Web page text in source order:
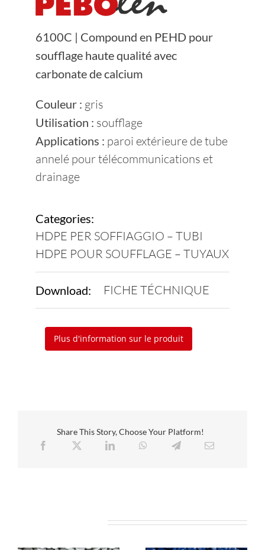
Contacts
Durabilité
6100C | Compound en PEHD pour
soufflage haute qualité avec
carbonate de calcium
Couleur : gris
Utilisation : soufflage
Applications : paroi extérieure de tube
annelé pour télécommunications et
drainage
Categories:
HDPE PER SOFFIAGGIO – TUBI
HDPE POUR SOUFFLAGE – TUYAUX
Download: FICHE TÉCHNIQUE
Plus d'information sur le produit
Share This Story, Choose Your Platform!